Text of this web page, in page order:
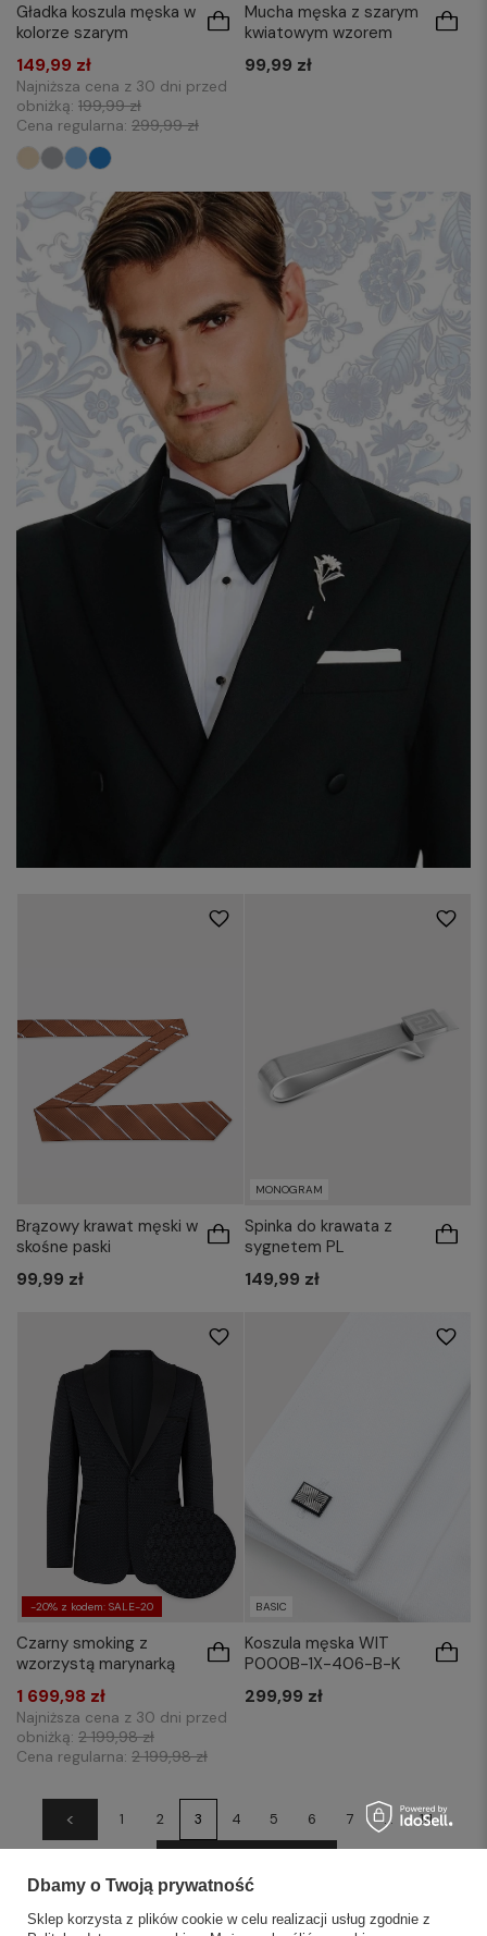
Gładka koszula męska w
kolorze szarym
149,99 zł
Najniższa cena z 30 dni przed
obniżką: 199,99 zł
Cena regularna: 299,99 zł
Mucha męska z szarym
kwiatowym wzorem
99,99 zł
Brązowy krawat męski w
skośne paski
99,99 zł
MONOGRAM
Spinka do krawata z
sygnetem PL
149,99 zł
-20% z kodem: SALE-20
Czarny smoking z
wzorzystą marynarką
1 699,98 zł
Najniższa cena z 30 dni przed
obniżką: 2 199,98 zł
Cena regularna: 2 199,98 zł
BASIC
41-42/164-170
Koszula męska WIT
P000B-1X-406-B-K
299,99 zł
< 1 2 3 4 5 6 7 ... 14
Dbamy o Twoją prywatność
Sklep korzysta z plików cookie w celu realizacji usług zgodnie z